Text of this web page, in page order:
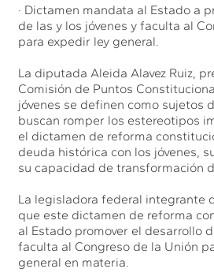
· Dictamen mandata al Estado a
de las y los jóvenes y faculta al
para expedir ley general.
La diputada Aleida Alavez Ruiz,
Comisión de Puntos
jóvenes se definen como sujetos
buscan romper los estereotipos
el dictamen de reforma
deuda histórica con los jóvenes,
su capacidad de transformación
La legisladora federal integrante
que este dictamen de reforma
al Estado promover el desarrollo
faculta al Congreso de la Unión
general en materia.